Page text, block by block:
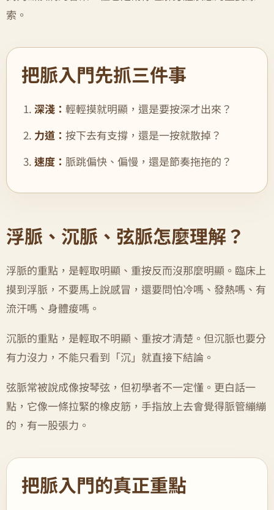
索。
把脈入門先抓三件事
深淺：輕輕摸就明顯，還是要按深才出來？
力道：按下去有支撐，還是一按就散掉？
速度： 脈跳偏快、偏慢，還是節奏拖拖的？
浮脈、沉脈、弦脈怎麼理解？
浮脈的重點，是輕取明顯、重按反而沒那麼明顯。臨床上
摸到浮脈，不要馬上說感冒，還要問怕冷嗎、發熱嗎、有
流汗嗎、身體痠嗎。
沉脈的重點，是輕取不明顯、重按才清楚。但沉脈也要分
有力沒力，不能只看到「沉」就直接下結論。
弦脈常被說成像按琴弦，但初學者不一定懂。更白話一
點，它像一條拉緊的橡皮筋，手指放上去會覺得脈管繃繃
的，有一股張力。
把脈入門的真正重點